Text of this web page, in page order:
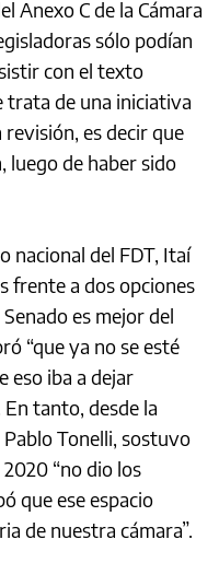
Anexo C de la Cámara
sólo podían
con el texto
trata de una iniciativa
es decir que
luego de haber sido
nacional del FDT, Itaí
frente a dos opciones
es mejor del
“que ya no se esté
eso iba a dejar
tanto, desde la
Tonelli, sostuvo
“no dio los
que ese espacio
de nuestra cámara”.